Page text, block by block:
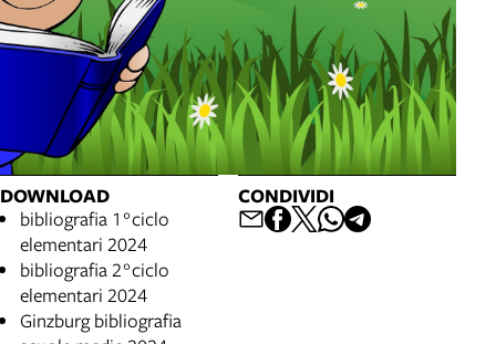
DOWNLOAD
bibliografia 1°ciclo
elementari 2024
bibliografia 2°ciclo
elementari 2024
Ginzburg bibliografia
CONDIVIDI